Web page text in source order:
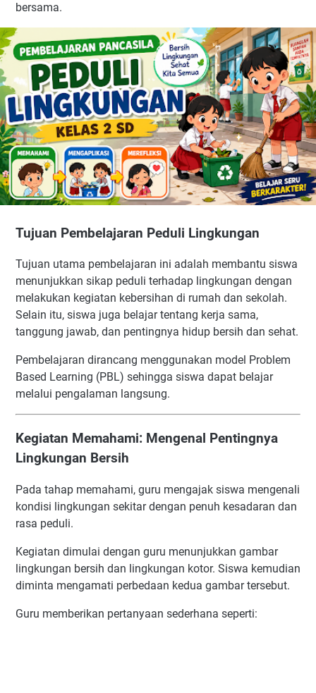
bersama.
Tujuan Pembelajaran Peduli Lingkungan
Tujuan utama pembelajaran ini adalah membantu siswa
menunjukkan sikap peduli terhadap lingkungan dengan
melakukan kegiatan kebersihan di rumah dan sekolah.
Selain itu, siswa juga belajar tentang kerja sama,
tanggung jawab, dan pentingnya hidup bersih dan sehat.
Pembelajaran dirancang menggunakan model Problem
Based Learning (PBL) sehingga siswa dapat belajar
melalui pengalaman langsung.
Kegiatan Memahami: Mengenal Pentingnya
Lingkungan Bersih
Pada tahap memahami, guru mengajak siswa mengenali
kondisi lingkungan sekitar dengan penuh kesadaran dan
rasa peduli.
Kegiatan dimulai dengan guru menunjukkan gambar
lingkungan bersih dan lingkungan kotor. Siswa kemudian
diminta mengamati perbedaan kedua gambar tersebut.
Guru memberikan pertanyaan sederhana seperti: